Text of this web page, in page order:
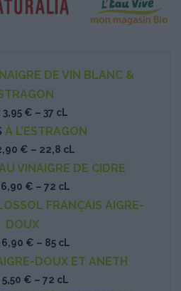
DE VIN BLANC &
3,95 € – 37 cL
À L’ESTRAGON
€ – 22,8 cL
VINAIGRE DE CIDRE
6,90 € – 72 cL
FRANÇAIS AIGRE-
DOUX
6,90 € – 85 cL
DOUX ET ANETH
5,50 € – 72 cL